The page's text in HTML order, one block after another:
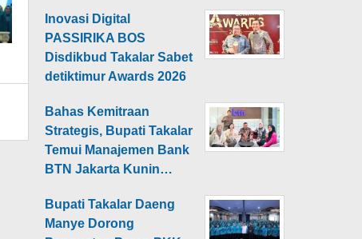
Inovasi Digital
PASSIRIKA BOS
Disdikbud Takalar Sabet
detiktimur Awards 2026
Bahas Kemitraan
Strategis, Bupati Takalar
Temui Manajemen Bank
BTN Jakarta Kunin…
Bupati Takalar Daeng
Manye Dorong